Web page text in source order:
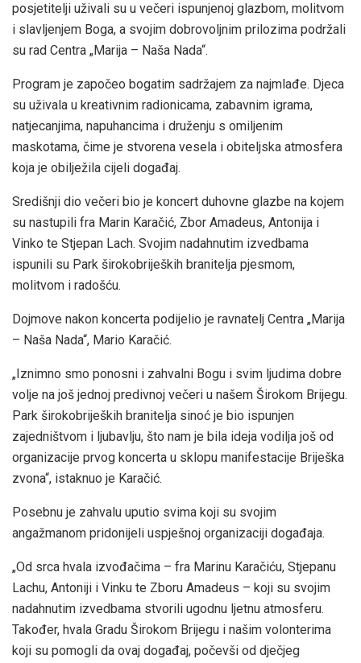
posjetitelji uživali su u večeri ispunjenoj glazbom, molitvom
i slavljenjem Boga, a svojim dobrovoljnim prilozima podržali
su rad Centra „Marija – Naša Nada“.
Program je započeo bogatim sadržajem za najmlađe. Djeca
su uživala u kreativnim radionicama, zabavnim igrama,
natjecanjima, napuhancima i druženju s omiljenim
maskotama, čime je stvorena vesela i obiteljska atmosfera
koja je obilježila cijeli događaj.
Središnji dio večeri bio je koncert duhovne glazbe na kojem
su nastupili fra Marin Karačić, Zbor Amadeus, Antonija i
Vinko te Stjepan Lach. Svojim nadahnutim izvedbama
ispunili su Park širokobrijeških branitelja pjesmom,
molitvom i radošću.
Dojmove nakon koncerta podijelio je ravnatelj Centra „Marija
– Naša Nada“, Mario Karačić.
„Iznimno smo ponosni i zahvalni Bogu i svim ljudima dobre
volje na još jednoj predivnoj večeri u našem Širokom Brijegu.
Park širokobrijeških branitelja sinoć je bio ispunjen
zajedništvom i ljubavlju, što nam je bila ideja vodilja još od
organizacije prvog koncerta u sklopu manifestacije Briješka
zvona“, istaknuo je Karačić.
Posebnu je zahvalu uputio svima koji su svojim
angažmanom pridonijeli uspješnoj organizaciji događaja.
„Od srca hvala izvođačima – fra Marinu Karačiću, Stjepanu
Lachu, Antoniji i Vinku te Zboru Amadeus – koji su svojim
nadahnutim izvedbama stvorili ugodnu ljetnu atmosferu.
Također, hvala Gradu Širokom Brijegu i našim volonterima
koji su pomogli da ovaj događaj, počevši od dječjeg